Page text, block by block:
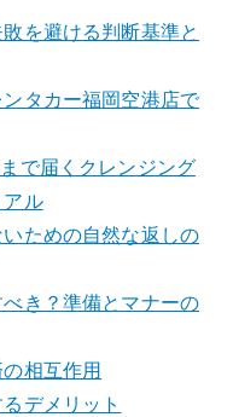
を避ける判断基準と
タカー福岡空港店で
で届くクレンジング
ル
ための自然な返しの
き？準備とマナーの
相互作用
デメリット